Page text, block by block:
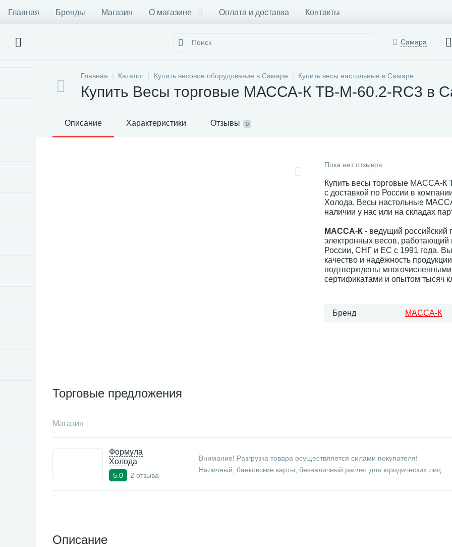
Главная Бренды Магазин О магазине Оплата и доставка Контакты
Самара
Главная Каталог Купить весовое оборудование в Самаре Купить весы настольные в Самаре
Купить Весы торговые МАССА-К TB-M-60.2-RC3 в
Описание Характеристики Отзывы 0
Пока нет отзывов
Купить весы торговые МАССА-К
с доставкой по России в
Холода. Весы настольные
наличии у нас или на складах
МАССА-К - ведущий российский
электронных весов, работающий
России, СНГ и ЕС с 1991 года.
качество и надёжность
подтверждены многочисленными
сертификатами и опытом тысяч
Бренд МАССА-К
Торговые предложения
Магазин
Формула
Холода
5.0 2 отзыва
Внимание! Разгрузка товара осуществляется силами покупателя!
Наличный, банковские карты, безналичный расчет для юридических лиц
Описание